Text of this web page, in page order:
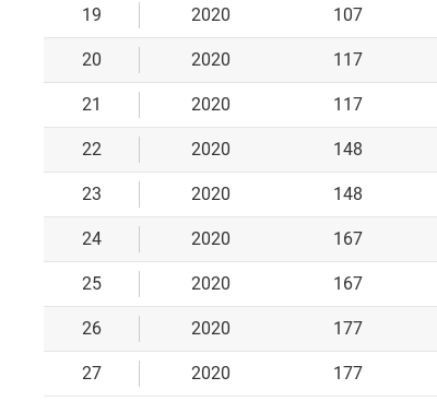
19 2020 107
20 2020 117
21 2020 117
22 2020 148
23 2020 148
24 2020 167
25 2020 167
26 2020 177
27 2020 177